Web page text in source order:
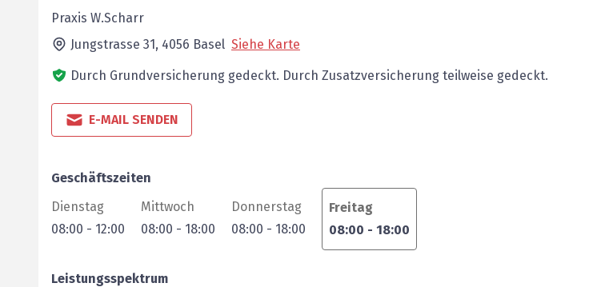
Praxis W.Scharr
Jungstrasse 31, 4056 Basel Siehe Karte
Durch Grundversicherung gedeckt. Durch Zusatzversicherung teilweise gedeckt.
E-MAIL SENDEN
Geschäftszeiten
Dienstag
08:00 - 12:00
Mittwoch
08:00 - 18:00
Donnerstag
08:00 - 18:00
Freitag
08:00 - 18:00
Leistungsspektrum